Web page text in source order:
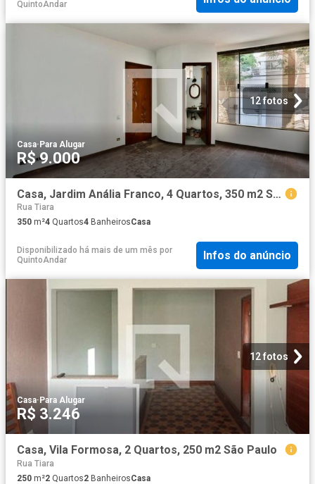
QuintoAndar
12 fotos
Casa·Para Alugar
R$ 9.000
Casa, Jardim Anália Franco, 4 Quartos, 350 m2 São Paulo
Rua Tiara
350 m²4 Quartos4 BanheirosCasa
Disponibilizado há mais de um mês por
QuintoAndar
Infos do anúncio
12 fotos
Casa· Para Alugar
R$ 3.246
Casa, Vila Formosa, 2 Quartos, 250 m2 São Paulo
Rua Tiara
250 m²2 Quartos2 BanheirosCasa